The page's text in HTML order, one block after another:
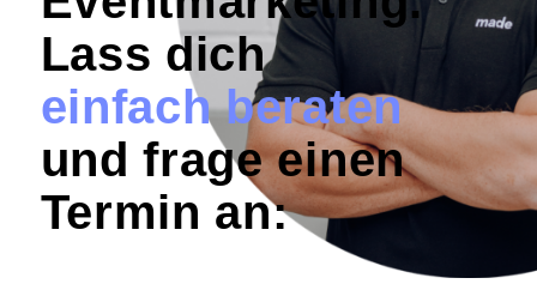
Lass dich
einfach beraten
und frage einen
Termin an: